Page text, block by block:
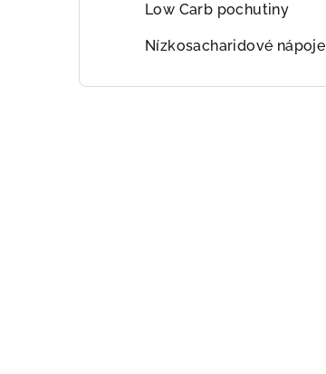
Low Carb pochutiny
Nízkosacharidové nápoje